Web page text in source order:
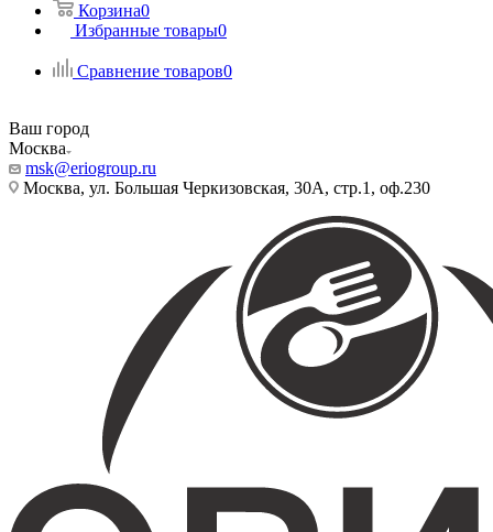
Корзина0
Избранные товары0
Сравнение товаров0
Ваш город
Москва
msk@eriogroup.ru
Москва, ул. Большая Черкизовская, 30А, стр.1, оф.230